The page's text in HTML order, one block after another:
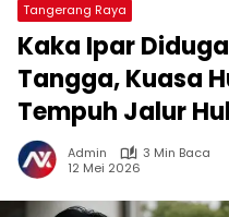
Tangerang Raya
Kaka Ipar
Tangga, Kuasa
Tempuh Jalur
Admin
3 Min Baca
12 Mei 2026